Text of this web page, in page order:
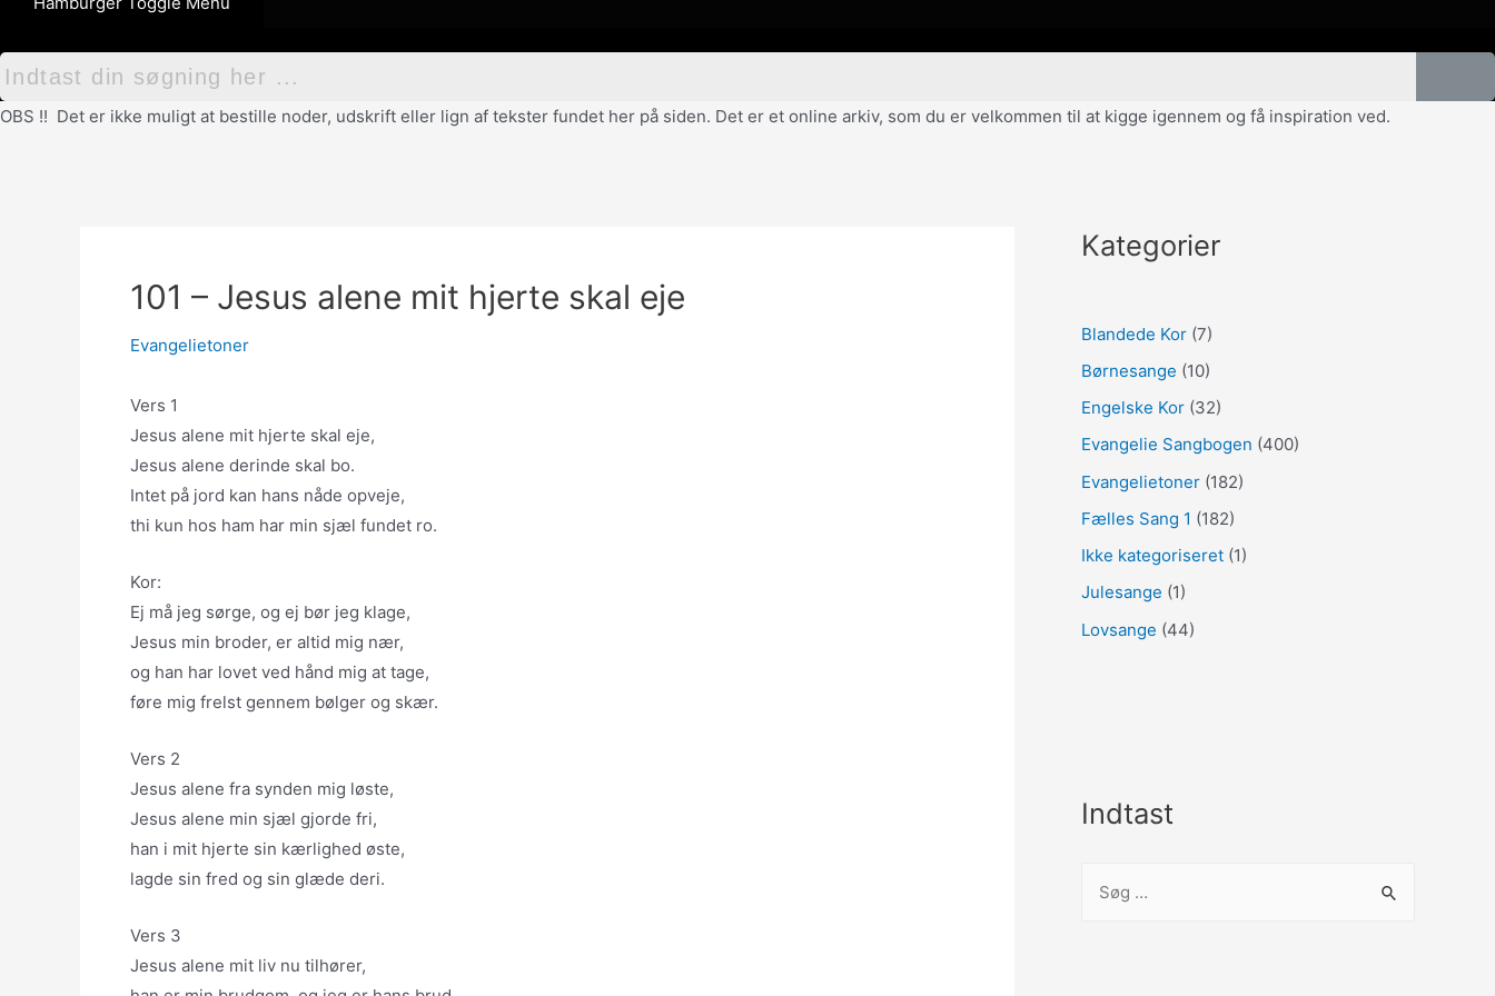
OBS !! Det er ikke muligt at bestille noder, udskrift eller lign af tekster fundet her på siden. Det er et online arkiv, som du er velkommen til at kigge igennem og få inspiration ved.
101 – Jesus alene mit hjerte skal eje
Evangelietoner
Vers 1
Jesus alene mit hjerte skal eje,
Jesus alene derinde skal bo.
Intet på jord kan hans nåde opveje,
thi kun hos ham har min sjæl fundet ro.
Kor:
Ej må jeg sørge, og ej bør jeg klage,
Jesus min broder, er altid mig nær,
og han har lovet ved hånd mig at tage,
føre mig frelst gennem bølger og skær.
Vers 2
Jesus alene fra synden mig løste,
Jesus alene min sjæl gjorde fri,
han i mit hjerte sin kærlighed øste,
lagde sin fred og sin glæde deri.
Vers 3
Jesus alene mit liv nu tilhører,
Kategorier
Blandede Kor (7)
Børnesange (10)
Engelske Kor (32)
Evangelie Sangbogen (400)
Evangelietoner (182)
Fælles Sang 1 (182)
Ikke kategoriseret (1)
Julesange (1)
Lovsange (44)
Indtast